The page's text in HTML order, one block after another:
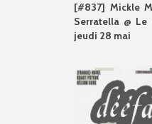
[#837] Mickle
Serratella @
jeudi 28 mai